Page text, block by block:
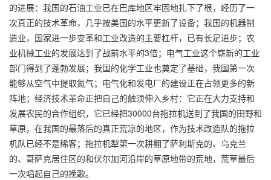
的进展：我国的石油工业已在巴库地区牢固地扎下了根，经历了一
次真正的技术革命，几乎按美国的水平更新了设备；我国的机器制
造业，国家进一步变革和工业改造的主要杠杆，已有长足进步；农
业机械工业的发展达到了战前水平的3倍；电气工业这个崭新的工业
部门得到了蓬勃发展；我国的化学工业也奠定了基础，我国第一次
能够从空气中提取氮气；电气化和发电厂的建设正在占领更多的新
阵地；经济技术革命正把自己的触须伸入乡村：它正在大力支持和
发展农民的合作组织，它已经把30000台拖拉机送到了我国的田野和
草原，在我国的最落后的真正荒凉的地区，作为技术改造队的拖拉
机队已经不是稀客；拖拉机犁第一次耕翻了萨利斯克的、乌克兰
的、哥萨克居住区的和伏尔加河沿岸的草原地带的荒地，荒草最后
一次唱起自己的挽歌。